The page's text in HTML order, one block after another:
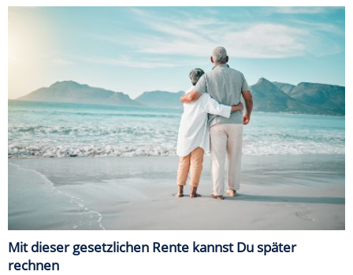
Mit dieser gesetzlichen Rente kannst Du später
rechnen